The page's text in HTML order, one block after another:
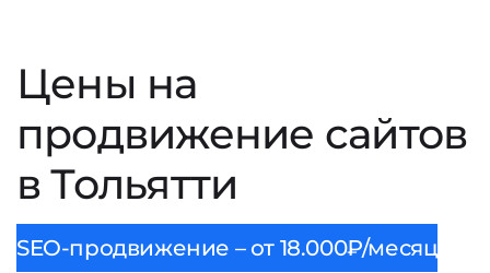
Цены на
продвижение сайтов
в Тольятти
SEO-продвижение – от 18.000₽/месяц